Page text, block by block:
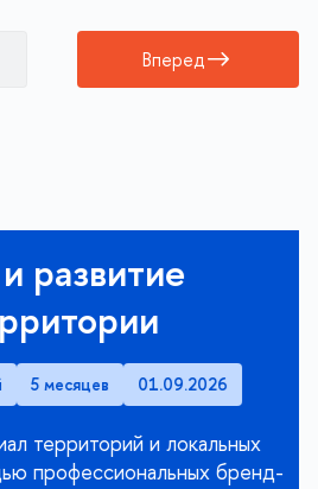
Вперед
развитие
5 месяцев 01.09.2026
территорий и локальных
профессиональных бренд-